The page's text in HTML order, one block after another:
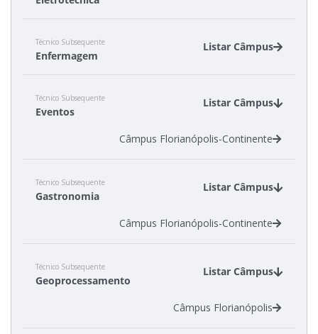
Câmpus Florianópolis
Câmpus Lages
Técnico Subsequente
Enfermagem
Listar Câmpus
Câmpus Joinville
Técnico Subsequente
Eventos
Listar Câmpus
Câmpus Florianópolis-Continente
Técnico Subsequente
Gastronomia
Listar Câmpus
Câmpus Florianópolis-Continente
Técnico Subsequente
Geoprocessamento
Listar Câmpus
Câmpus Florianópolis